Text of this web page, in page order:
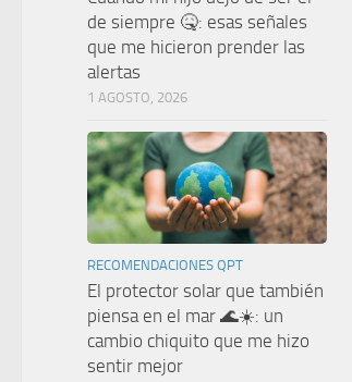
de siempre 🤒: esas señales
que me hicieron prender las
alertas
1 AGOSTO, 2026
RECOMENDACIONES QPT
El protector solar que también
piensa en el mar 🌊☀️: un
cambio chiquito que me hizo
sentir mejor